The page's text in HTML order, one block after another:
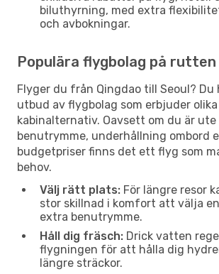
biluthyrning, med extra
och avbokningar.
Populära flygbolag på rutten
Flyger du från Qingdao till Seoul?
utbud av flygbolag som erbjuder olika
kabinalternativ. Oavsett om du är
benutrymme, underhållning ombord
budgetpriser finns det ett flyg som
behov.
Välj rätt plats: För längre resor
stor skillnad i komfort att välja
extra benutrymme.
Håll dig fräsch: Drick vatten
flygningen för att hålla dig
längre sträckor.